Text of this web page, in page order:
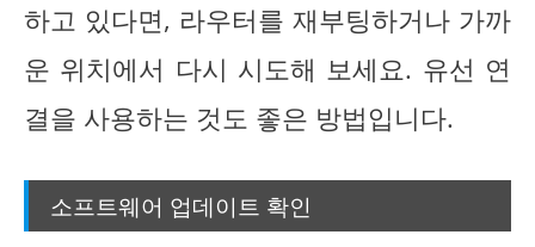
하고 있다면, 라우터를 재부팅하거나 가까
운 위치에서 다시 시도해 보세요. 유선 연
결을 사용하는 것도 좋은 방법입니다.
소프트웨어 업데이트 확인